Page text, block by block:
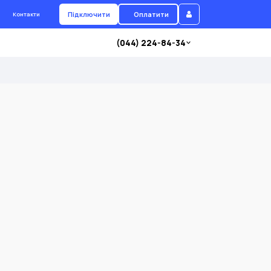
Контакти Підключити Оплатити
(044) 224-84-34